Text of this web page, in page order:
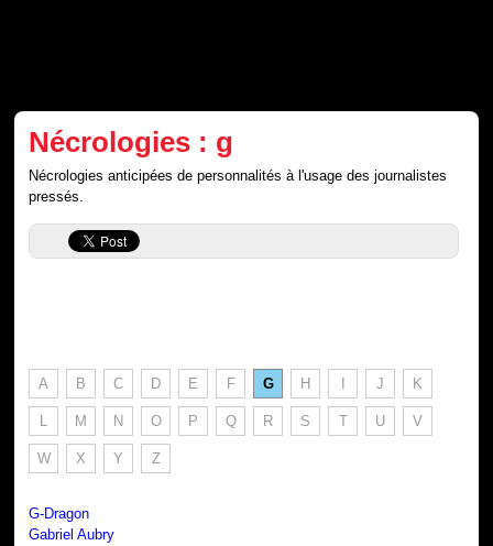
Nécrologies : g
Nécrologies anticipées de personnalités à l'usage des journalistes
pressés.
A B C D E F G H I J K
L M N O P Q R S T U V
W X Y Z
G-Dragon
Gabriel Aubry